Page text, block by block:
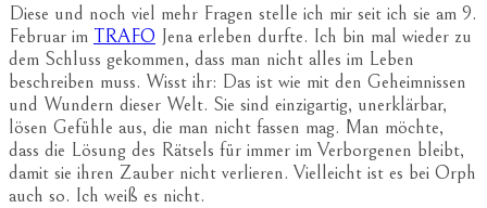
Diese und noch viel mehr Fragen stelle ich mir seit ich sie am 9.
Februar im TRAFO Jena erleben durfte. Ich bin mal wieder zu
dem Schluss gekommen, dass man nicht alles im Leben
beschreiben muss. Wisst ihr: Das ist wie mit den Geheimnissen
und Wundern dieser Welt. Sie sind einzigartig, unerklärbar,
lösen Gefühle aus, die man nicht fassen mag. Man möchte,
dass die Lösung des Rätsels für immer im Verborgenen bleibt,
damit sie ihren Zauber nicht verlieren. Vielleicht ist es bei Orph
auch so. Ich weiß es nicht.